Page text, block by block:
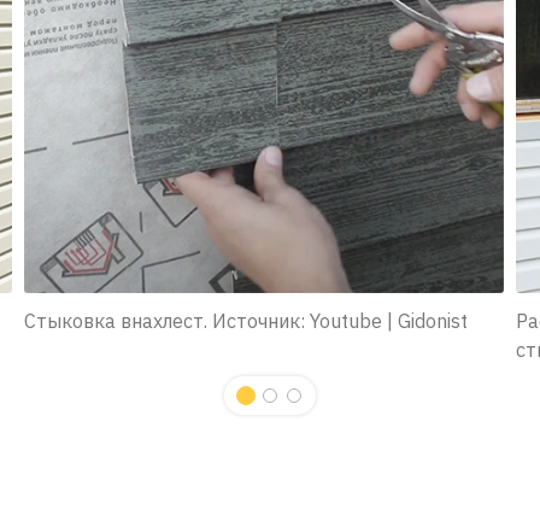
Стыковка внахлест. Источник: Youtube | Gidonist